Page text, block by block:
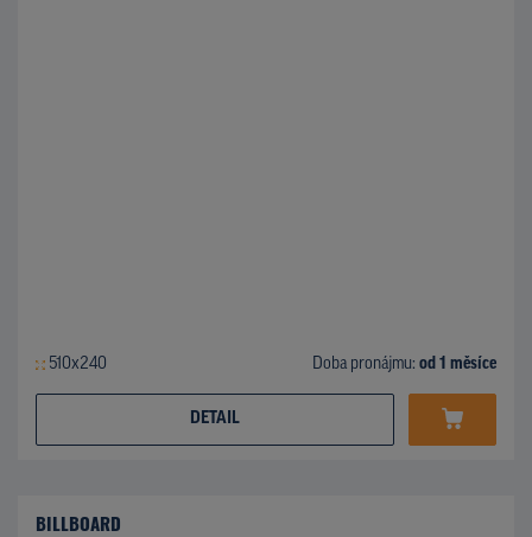
510x240 Doba pronájmu: od 1 měsíce
DETAIL
BILLBOARD